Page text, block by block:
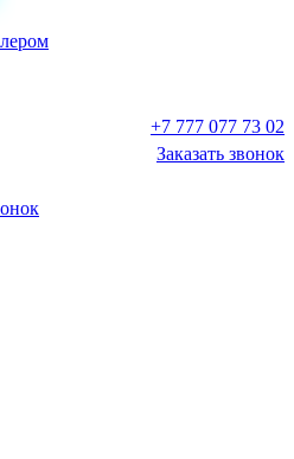
+7 777 077 73 02
Заказать звонок